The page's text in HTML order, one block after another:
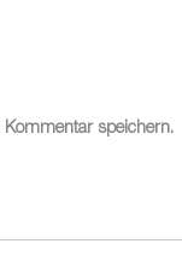
speichern.